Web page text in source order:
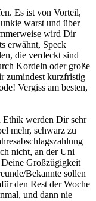
Es ist von Vorteil,
warst und über
wird Dir
erwähnt, Speck
die verdeckt sind
Kordeln oder große
zumindest kurzfristig
Vergiss am besten,
Ethik werden Dir sehr
mehr, schwarz zu
nicht, an der Uni
Großzügigkeit
Bekannte sollen
den Rest der Woche
und dann nie